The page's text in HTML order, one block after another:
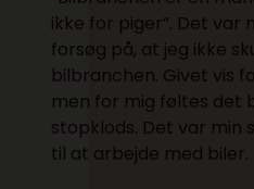
ikke for piger”. Det var
forsøg på, at jeg ikke
bilbranchen. Givet vis
men for mig føltes det
stopklods. Det var min
til at arbejde med biler.